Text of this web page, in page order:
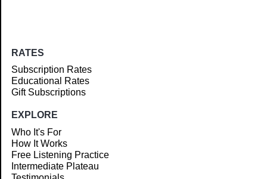
RATES
Subscription Rates
Educational Rates
Gift Subscriptions
EXPLORE
Who It's For
How It Works
Free Listening Practice
Intermediate Plateau